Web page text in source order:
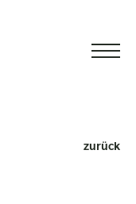
zurück